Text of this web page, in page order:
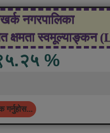
नगरपालिका
क्षमता स्वमूल्याङ्कन
%
गर्नुहोस...